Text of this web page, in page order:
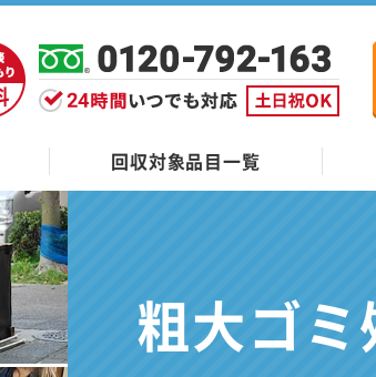
回収対象品目一覧
粗大ゴミ